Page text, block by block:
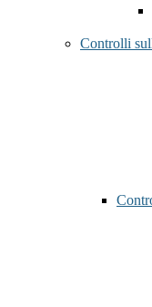
Controlli